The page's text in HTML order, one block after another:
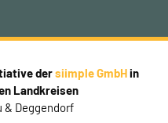
dersiimple GmbHin
Landkreisen
& Deggendorf